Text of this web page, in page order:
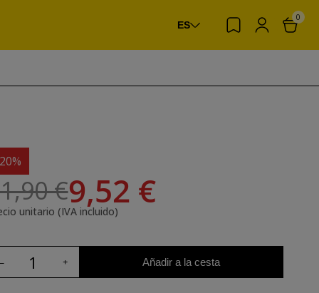
ES
0
€9,52 €
unitario (IVA incluido)
Añadir a la cesta